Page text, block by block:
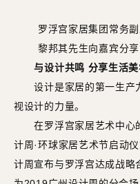
罗浮宫家居集团常务副
黎邦其先生向嘉宾分
与设计共鸣 分享生活
设计是家居的第一生产
视设计的力量。
在罗浮宫家居艺术中心
计周·环球家居艺术节启动
计周宣布与罗浮宫达成战略